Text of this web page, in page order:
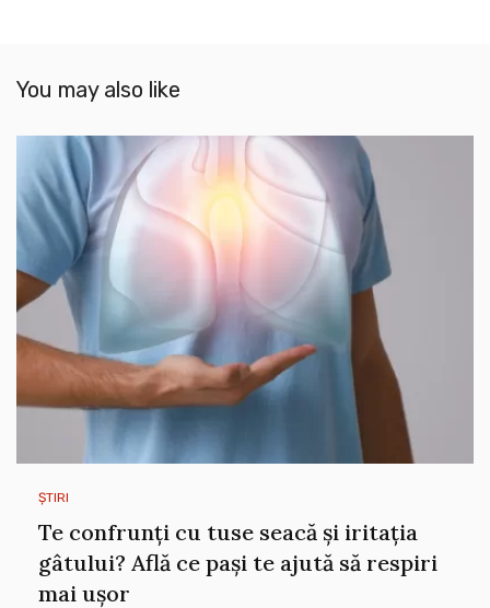
You may also like
ȘTIRI
Te confrunți cu tuse seacă și iritația
gâtului? Află ce pași te ajută să respiri
mai ușor